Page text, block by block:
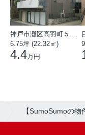
6.75坪 (22.32㎡)
4.4万円
【SumoSumoの